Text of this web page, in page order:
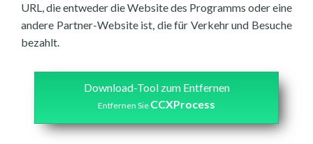
URL, die entweder die Website des Programms oder eine
andere Partner-Website ist, die für Verkehr und Besuche
bezahlt.
Download-Tool zum Entfernen
Entfernen Sie CCXProcess